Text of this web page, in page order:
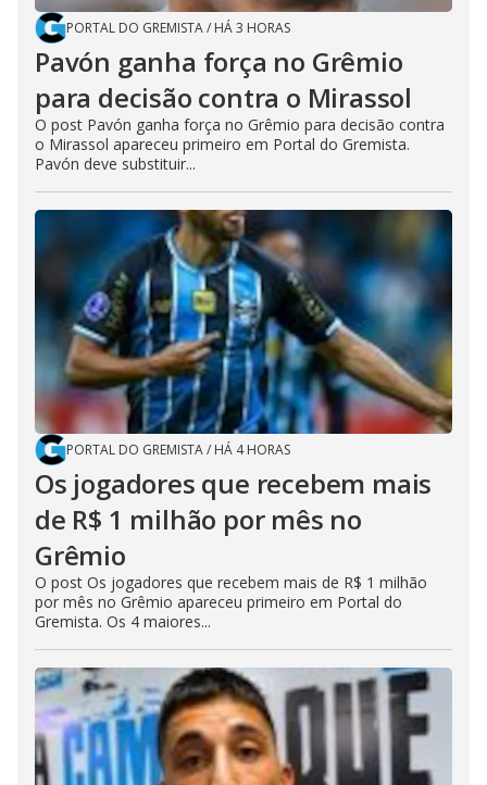
PORTAL DO GREMISTA/ HÁ 3 HORAS
Pavón ganha força no Grêmio
para decisão contra o Mirassol
O post Pavón ganha força no Grêmio para decisão contra
o Mirassol apareceu primeiro em Portal do Gremista.
Pavón deve substituir...
PORTAL DO GREMISTA/ HÁ 4 HORAS
Os jogadores que recebem mais
de R$ 1 milhão por mês no
Grêmio
O post Os jogadores que recebem mais de R$ 1 milhão
por mês no Grêmio apareceu primeiro em Portal do
Gremista. Os 4 maiores...